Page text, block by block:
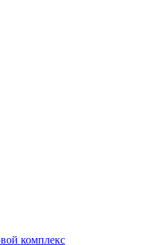
комплекс